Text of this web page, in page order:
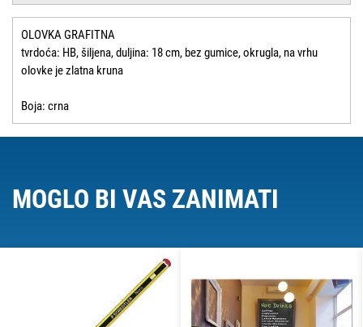
OLOVKA GRAFITNA
tvrdoća: HB, šiljena, duljina: 18 cm, bez gumice, okrugla, na vrhu
olovke je zlatna kruna
Boja: crna
MOGLO BI VAS ZANIMATI